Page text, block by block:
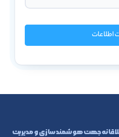
اطلاعات
جهت هوشمند سازی و مدیریت